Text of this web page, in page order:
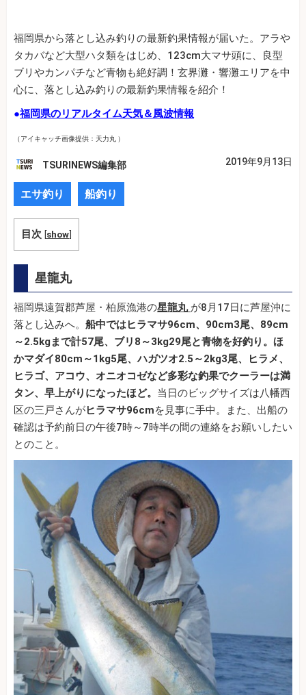
福岡県から落とし込み釣りの最新釣果情報が届いた。アラや
タカバなど大型ハタ類をはじめ、123cm大マサ頭に、良型
ブリやカンパチなど青物も絶好調！玄界灘・響灘エリアを中
心に、落とし込み釣りの最新釣果情報を紹介！
●福岡県のリアルタイム天気＆風波情報
（アイキャッチ画像提供：天力丸 ）
TSURINEWS編集部 2019年9月13日
エサ釣り 船釣り
目次 [show]
星龍丸
福岡県遠賀郡芦屋・柏原漁港の星龍丸 が8月17日に芦屋沖に
落とし込みへ。 船中ではヒラマサ96cm、90cm3尾、89cm
～2.5kgまで計57尾、ブリ8～3kg29尾と青物を好釣り。ほ
かマダイ80cm～1kg5尾、ハガツオ2.5～2kg3尾、ヒラメ、
ヒラゴ、アコウ、オニオコゼなど多彩な釣果でクーラーは満
タン、早上がりになったほど。 当日のビッグサイズは八幡西
区の三戸さんがヒラマサ96cmを見事に手中。また、出船の
確認は予約前日の午後7時～7時半の間の連絡をお願いしたい
とのこと。